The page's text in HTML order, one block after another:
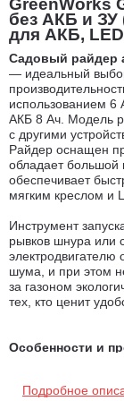
без АКБ и ЗУ
для АКБ,
Садовый райдер
— идеальный
использованием 6
АКБ 8 Ач. Модель
с другими
Райдер оснащен
обладает большой
обеспечивает
мягким креслом и
Инструмент
рывков шнура или
электродвигателю
шума, и при этом
за газоном
тех, кто ценит
Особенности и
Подробное